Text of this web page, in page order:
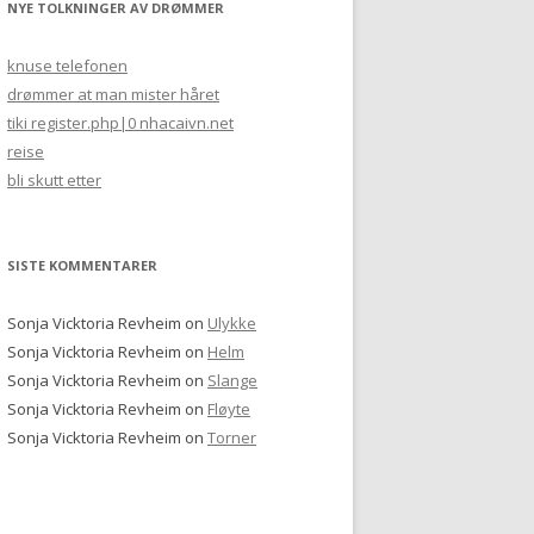
NYE TOLKNINGER AV DRØMMER
knuse telefonen
drømmer at man mister håret
tiki register.php|0 nhacaivn.net
reise
bli skutt etter
SISTE KOMMENTARER
Sonja Vicktoria Revheim on Ulykke
Sonja Vicktoria Revheim on Helm
Sonja Vicktoria Revheim on Slange
Sonja Vicktoria Revheim on Fløyte
Sonja Vicktoria Revheim on Torner